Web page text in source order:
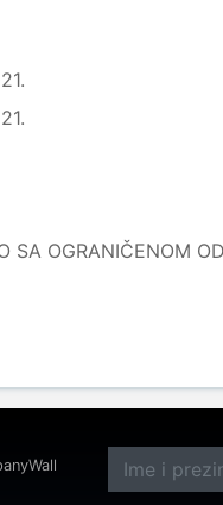
SA OGRANIČENOM